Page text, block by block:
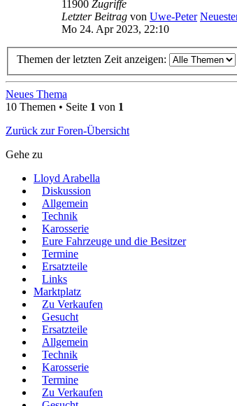
11900 Zugriffe
Letzter Beitrag von Uwe-Peter
Mo 24. Apr 2023, 22:10
Themen der letzten Zeit anzeigen:
Neues Thema
10 Themen • Seite 1 von 1
Zurück zur Foren-Übersicht
Gehe zu
Lloyd Arabella
Diskussion
Allgemein
Technik
Karosserie
Eure Fahrzeuge und die Besitzer
Termine
Ersatzteile
Links
Marktplatz
Zu Verkaufen
Gesucht
Ersatzteile
Allgemein
Technik
Karosserie
Termine
Zu Verkaufen